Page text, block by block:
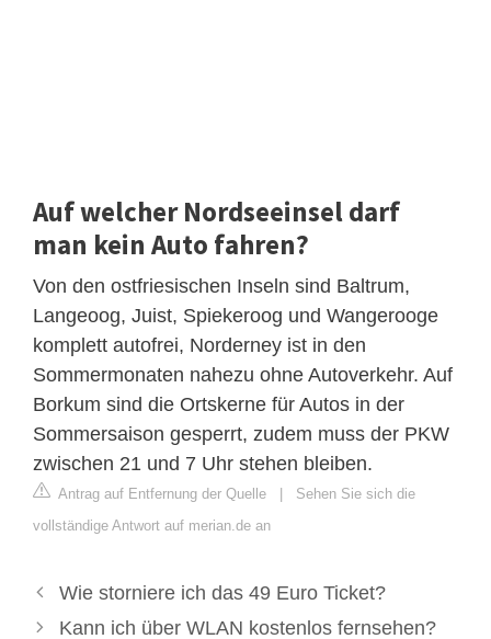
Auf welcher Nordseeinsel darf
man kein Auto fahren?
Von den ostfriesischen Inseln sind Baltrum,
Langeoog, Juist, Spiekeroog und Wangerooge
komplett autofrei, Norderney ist in den
Sommermonaten nahezu ohne Autoverkehr. Auf
Borkum sind die Ortskerne für Autos in der
Sommersaison gesperrt, zudem muss der PKW
zwischen 21 und 7 Uhr stehen bleiben.
Antrag auf Entfernung der Quelle | Sehen Sie sich die
vollständige Antwort auf merian.de an
Wie storniere ich das 49 Euro Ticket?
Kann ich über WLAN kostenlos fernsehen?